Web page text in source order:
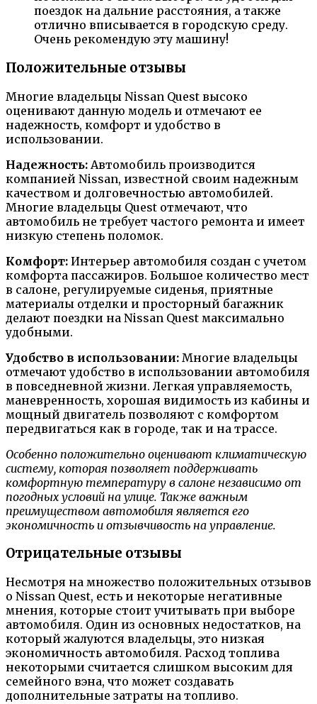
поездок на дальние расстояния, а также
отлично вписывается в городскую среду.
Очень рекомендую эту машину!
Положительные отзывы
Многие владельцы Nissan Quest высоко
оценивают данную модель и отмечают ее
надежность, комфорт и удобство в
использовании.
Надежность: Автомобиль производится
компанией Nissan, известной своим надежным
качеством и долговечностью автомобилей.
Многие владельцы Quest отмечают, что
автомобиль не требует частого ремонта и имеет
низкую степень поломок.
Комфорт: Интерьер автомобиля создан с учетом
комфорта пассажиров. Большое количество мест
в салоне, регулируемые сиденья, приятные
материалы отделки и просторный багажник
делают поездки на Nissan Quest максимально
удобными.
Удобство в использовании: Многие владельцы
отмечают удобство в использовании автомобиля
в повседневной жизни. Легкая управляемость,
маневренность, хорошая видимость из кабины и
мощный двигатель позволяют с комфортом
передвигаться как в городе, так и на трассе.
Особенно положительно оценивают климатическую
систему, которая позволяет поддерживать
комфортную температуру в салоне независимо от
погодных условий на улице. Также важным
преимуществом автомобиля является его
экономичность и отзывчивость на управление.
Отрицательные отзывы
Несмотря на множество положительных отзывов
о Nissan Quest, есть и некоторые негативные
мнения, которые стоит учитывать при выборе
автомобиля. Один из основных недостатков, на
который жалуются владельцы, это низкая
экономичность автомобиля. Расход топлива
некоторыми считается слишком высоким для
семейного вэна, что может создавать
дополнительные затраты на топливо.